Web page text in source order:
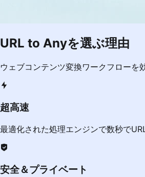
URL to Anyを選ぶ理由
ウェブコンテンツ変換ワークフローを
超高速
最適化された処理エンジンで数秒で
安全＆プライベート